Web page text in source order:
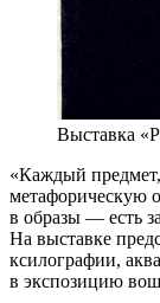
Выставка
«Каждый
метафорическую
в образы — есть
На выставке
ксилографии,
в экспозицию